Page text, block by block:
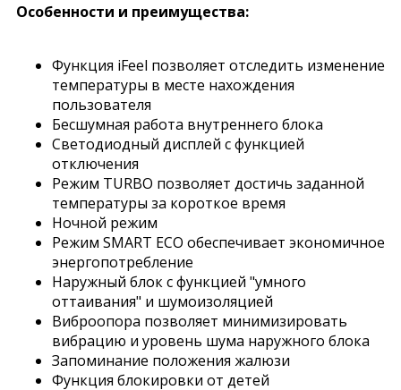
Особенности и преимущества:
Функция iFeel позволяет отследить изменение
температуры в месте нахождения
пользователя
Бесшумная работа внутреннего блока
Светодиодный дисплей с функцией
отключения
Режим TURBO позволяет достичь заданной
температуры за короткое время
Ночной режим
Режим SMART ECO обеспечивает экономичное
энергопотребление
Наружный блок с функцией "умного
оттаивания" и шумоизоляцией
Виброопора позволяет минимизировать
вибрацию и уровень шума наружного блока
Запоминание положения жалюзи
Функция блокировки от детей